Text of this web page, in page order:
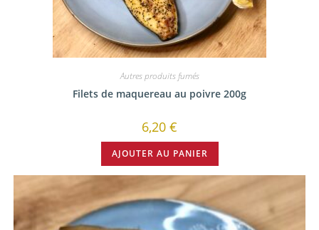
Autres produits fumés
Filets de maquereau au poivre 200g
6,20 €
AJOUTER AU PANIER